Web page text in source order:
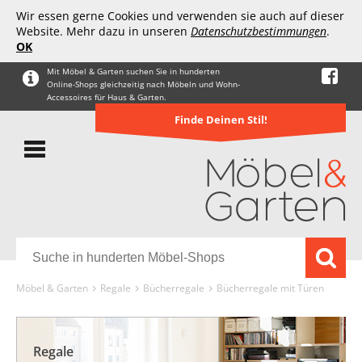
Wir essen gerne Cookies und verwenden sie auch auf dieser
Website. Mehr dazu in unseren Datenschutzbestimmungen.
OK
Mit Möbel & Garten suchen Sie in hunderten
Online-Shops gleichzeitig nach Möbeln und Wohn-
Accessoires für Haus & Garten.
Finde Deinen Stil!
Möbel & Garten Regale Bücherregale Bücherregale mit Türen
Regale